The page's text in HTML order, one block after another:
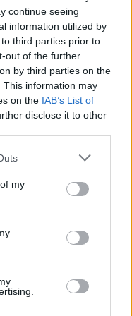
continue seeing
information utilized by
third parties prior to
out of the further
by third parties on the
This information may
on the IAB’s List of
disclose it to other
my
špatná kvalita vody a
množství sinic v
nádržích i s
ekologické
jsou důvodem, proč
že problém je třeba
Ministr životního
ČTK uvedl, že návrh na
by nutné zvážit
oslabují
úpravy systému
oslabují motivaci ke
emisí a nahrávají
zprávě to uvedly